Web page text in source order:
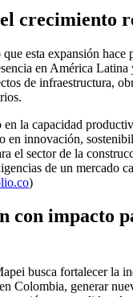
crecimiento
esta expansión hace
en América Latina
de infraestructura,
la capacidad
en innovación,
el sector de la
de un mercado
)
con impacto
busca fortalecer la
Colombia, generar